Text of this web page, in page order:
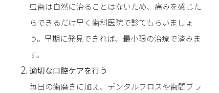
虫歯は自然に治ることはないため、痛みを感じた
らできるだけ早く歯科医院で診てもらいましょ
う。早期に発見できれば、最小限の治療で済みま
す。
適切な口腔ケアを行う
毎日の歯磨きに加え、デンタルフロスや歯間ブラ